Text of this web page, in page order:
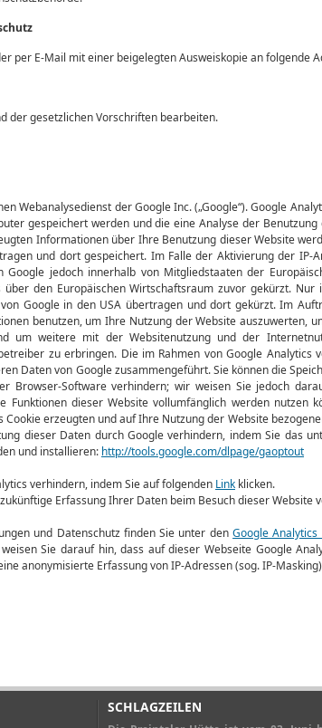
per E-Mail mit einer beigelegten Ausweiskopie an folgende
der gesetzlichen Vorschriften bearbeiten.
Webanalysedienst der Google Inc. („Google“). Google
gespeichert werden und die eine Analyse der
Informationen über Ihre Benutzung dieser Website
und dort gespeichert. Im Falle der Aktivierung der IP-
Google jedoch innerhalb von Mitgliedstaaten der
den Europäischen Wirtschaftsraum zuvor gekürzt. Nur
Google in den USA übertragen und dort gekürzt. Im
benutzen, um Ihre Nutzung der Website auszuwerten,
um weitere mit der Websitenutzung und der
zu erbringen. Die im Rahmen von Google Analytics
Daten von Google zusammengeführt. Sie können die
Browser-Software verhindern; wir weisen Sie jedoch
Funktionen dieser Website vollumfänglich werden nutzen
erzeugten und auf Ihre Nutzung der Website
dieser Daten durch Google verhindern, indem Sie das
und installieren: http://tools.google.com/dlpage/gaoptout
verhindern, indem Sie auf folgenden Link klicken.
Erfassung Ihrer Daten beim Besuch dieser Website
und Datenschutz finden Sie unter denGoogle
Sie darauf hin, dass auf dieser Webseite Google
anonymisierte Erfassung von IP-Adressen (sog. IP-
SCHLAGZEILEN